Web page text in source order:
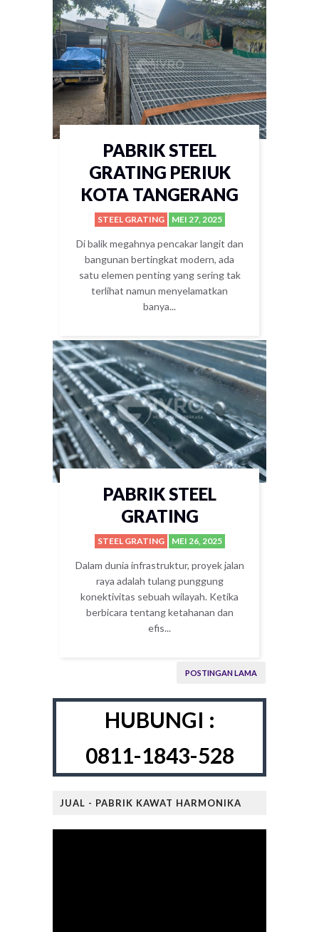
PABRIK STEEL
GRATING PERIUK
KOTA TANGERANG
STEEL GRATING MEI 27, 2025
Di balik megahnya pencakar langit dan
bangunan bertingkat modern, ada
satu elemen penting yang sering tak
terlihat namun menyelamatkan
banya...
PABRIK STEEL
GRATING
STEEL GRATING MEI 26, 2025
Dalam dunia infrastruktur, proyek jalan
raya adalah tulang punggung
konektivitas sebuah wilayah. Ketika
berbicara tentang ketahanan dan
efis...
POSTINGAN LAMA
HUBUNGI :
0811-1843-528
JUAL - PABRIK KAWAT HARMONIKA